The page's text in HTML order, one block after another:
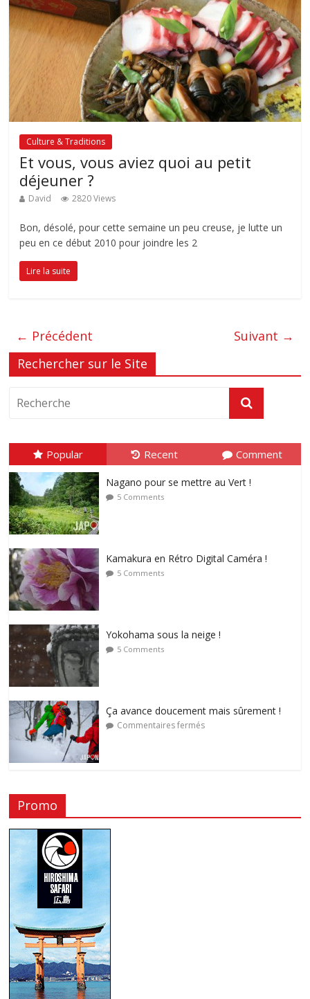
Culture & Traditions
Et vous, vous aviez quoi au petit
déjeuner ?
David 2820 Views
Bon, désolé, pour cette semaine un peu creuse, je lutte un
peu en ce début 2010 pour joindre les 2
Lire la suite
← Précédent
Suivant →
Rechercher sur le Site
Popular Recent Comment
Nagano pour se mettre au Vert !
5 Comments
Kamakura en Rétro Digital Caméra !
5 Comments
Yokohama sous la neige !
5 Comments
Ça avance doucement mais sûrement !
Commentaires fermés
Promo